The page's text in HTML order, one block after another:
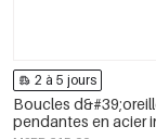
2 à 5 jours
Boucles
pendantes en acier